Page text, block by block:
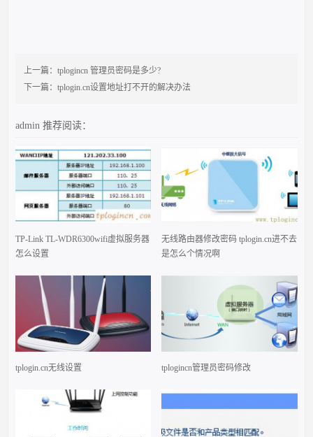
上一篇：tplogincn 管理员密码是多少?
下一篇：tplogin.cn设置地址打不开的解决办法
admin推荐阅读：
TP-Link TL-WDR6300wifi虚拟服务器
怎么设置
无线路由器修改密码 tplogin.cn进不去
是怎么个情况啊
tplogin.cn无线设置 tplogincn管理员密码修改